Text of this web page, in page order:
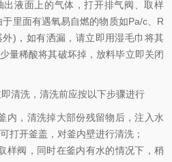
液面上的气体，打开排气阀、取样
里面有遇氧易自燃的物质如Pa/c、R
)，如有洒漏，请立即用湿毛巾将其
量稀酸将其破坏掉，放料毕立即关闭
清洗，清洗前应按以下步骤进行
内，清洗掉大部份残留物后，注入水
打开釜盖，对釜内壁进行清洗；
样阀，同时在釜内有水的情况下，稍